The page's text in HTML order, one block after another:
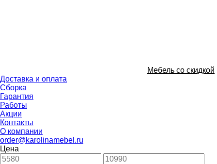
Мебель со скидкой
Доставка и оплата
Сборка
Гарантия
Работы
Акции
Контакты
О компании
order@karolinamebel.ru
Цена